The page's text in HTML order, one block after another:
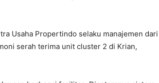
Usaha Propertindo selaku manajemen dari
serah terima unit cluster 2 di Krian,